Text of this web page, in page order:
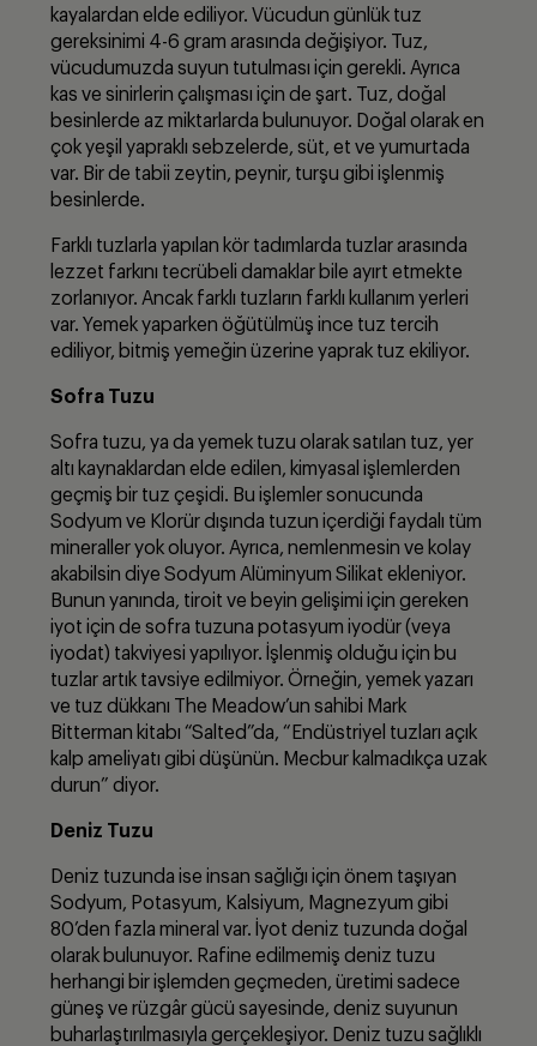
kayalardan elde ediliyor. Vücudun günlük tuz
gereksinimi 4-6 gram arasında değişiyor. Tuz,
vücudumuzda suyun tutulması için gerekli. Ayrıca
kas ve sinirlerin çalışması için de şart. Tuz, doğal
besinlerde az miktarlarda bulunuyor. Doğal olarak en
çok yeşil yapraklı sebzelerde, süt, et ve yumurtada
var. Bir de tabii zeytin, peynir, turşu gibi işlenmiş
besinlerde.
Farklı tuzlarla yapılan kör tadımlarda tuzlar arasında
lezzet farkını tecrübeli damaklar bile ayırt etmekte
zorlanıyor. Ancak farklı tuzların farklı kullanım yerleri
var. Yemek yaparken öğütülmüş ince tuz tercih
ediliyor, bitmiş yemeğin üzerine yaprak tuz ekiliyor.
Sofra Tuzu
Sofra tuzu, ya da yemek tuzu olarak satılan tuz, yer
altı kaynaklardan elde edilen, kimyasal işlemlerden
geçmiş bir tuz çeşidi. Bu işlemler sonucunda
Sodyum ve Klorür dışında tuzun içerdiği faydalı tüm
mineraller yok oluyor. Ayrıca, nemlenmesin ve kolay
akabilsin diye Sodyum Alüminyum Silikat ekleniyor.
Bunun yanında, tiroit ve beyin gelişimi için gereken
iyot için de sofra tuzuna potasyum iyodür (veya
iyodat) takviyesi yapılıyor. İşlenmiş olduğu için bu
tuzlar artık tavsiye edilmiyor. Örneğin, yemek yazarı
ve tuz dükkanı The Meadow’un sahibi Mark
Bitterman kitabı “Salted”da, “Endüstriyel tuzları açık
kalp ameliyatı gibi düşünün. Mecbur kalmadıkça uzak
durun” diyor.
Deniz Tuzu
Deniz tuzunda ise insan sağlığı için önem taşıyan
Sodyum, Potasyum, Kalsiyum, Magnezyum gibi
80’den fazla mineral var. İyot deniz tuzunda doğal
olarak bulunuyor. Rafine edilmemiş deniz tuzu
herhangi bir işlemden geçmeden, üretimi sadece
güneş ve rüzgâr gücü sayesinde, deniz suyunun
buharlaştırılmasıyla gerçekleşiyor. Deniz tuzu sağlıklı